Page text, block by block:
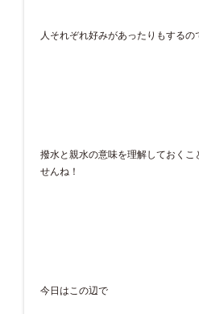
人それぞれ好みがあったりもするの
撥水と親水の意味を理解しておくこ
せんね！
今日はこの辺で